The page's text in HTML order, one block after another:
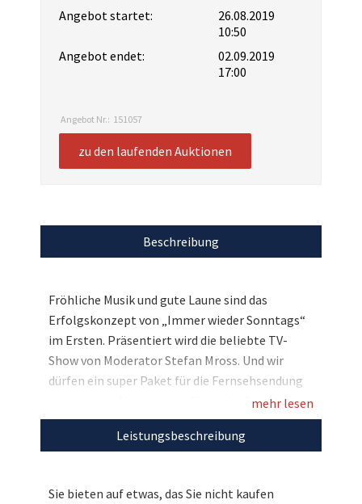
Angebot startet:
26.08.2019
10:50
Angebot endet:
02.09.2019
17:00
Angebot Nr.: 151057
zu den laufenden Auktionen
Beschreibung
Fröhliche Musik und gute Laune sind das
Erfolgskonzept von „Immer wieder Sonntags“
im Ersten. Präsentiert wird die beliebte TV-
Show von Moderator Stefan Mross. Und wir
dürfen ein super Paket für die Fernsehsendung
versteigern: Als exklusive Gäste der Sendung am
08. September verbringen Sie und drei
Begleitpersonen einen kompletten
mehr lesen
Leistungsbeschreibung
Sie bieten auf etwas, das Sie nicht kaufen